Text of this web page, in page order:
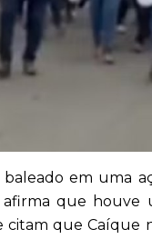
baleado em uma
afirma que houve
citam que Caíque